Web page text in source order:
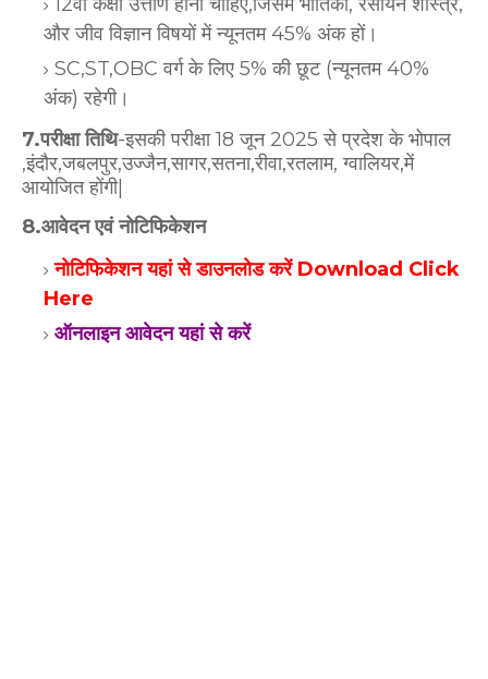
और जीव विज्ञान विषयों में न्यूनतम 45% अंक हों।
SC,ST,OBC वर्ग के लिए 5% की छूट (न्यूनतम 40%
अंक) रहेगी।
7.परीक्षा तिथि-इसकी परीक्षा 18 जून 2025 से प्रदेश के भोपाल
,इंदौर,जबलपुर,उज्जैन,सागर,सतना,रीवा,रतलाम, ग्वालियर,में
आयोजित होंगी|
8.आवेदन एवं नोटिफिकेशन
नोटिफिकेशन यहां से डाउनलोड करें Download Click
Here
ऑनलाइन आवेदन यहां से करें